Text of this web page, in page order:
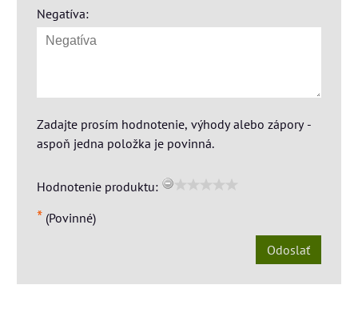
Negatíva:
Zadajte prosím hodnotenie, výhody alebo zápory -
aspoň jedna položka je povinná.
Hodnotenie produktu:
* (Povinné)
Odoslať